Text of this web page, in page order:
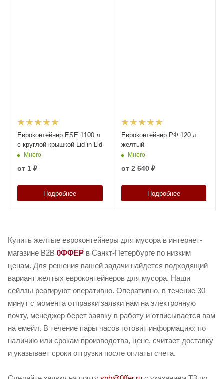
Евроконтейнер ESE 1100 л
c круглой крышкой Lid-in-Lid
Много
от 1 ₽
Подробнее
Евроконтейнер РФ 120 л
желтый
Много
от 2 640 ₽
Подробнее
Купить желтые евроконтейнеры для мусора в интернет-
магазине B2B 0ФФЕР в Санкт-Петербурге по низким
ценам. Для решения вашей задачи найдется подходящий
вариант желтых евроконтейнеров для мусора. Наши
сейлзы реагируют оперативно. Оперативно, в течение 30
минут с момента отправки заявки нам на электронную
почту, менеджер берет заявку в работу и отписывается вам
на емейл. В течение пары часов готовит информацию: по
наличию или срокам производства, цене, считает доставку
и указывает сроки отгрузки после оплаты счета.